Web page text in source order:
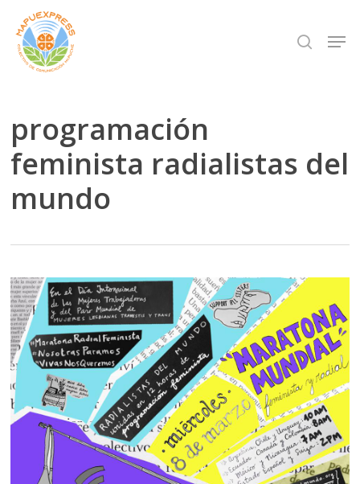
Skip
main
search
programación
feminista radialistas del
mundo
Close